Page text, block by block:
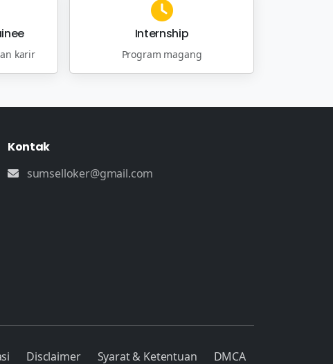
karir
Internship
Program magang
Kontak
sumselloker@gmail.com
Disclaimer Syarat & Ketentuan DMCA